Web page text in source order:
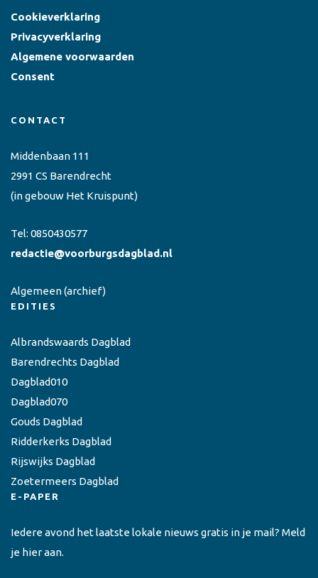
Cookieverklaring
Privacyverklaring
Algemene voorwaarden
Consent
CONTACT
Middenbaan 111
2991 CS Barendrecht
(in gebouw Het Kruispunt)
Tel: 0850430577
redactie@voorburgsdagblad.nl
Algemeen(archief)
EDITIES
Albrandswaards Dagblad
Barendrechts Dagblad
Dagblad010
Dagblad070
Gouds Dagblad
Ridderkerks Dagblad
Rijswijks Dagblad
Zoetermeers Dagblad
E-PAPER
Iedere avond het laatste lokale nieuws gratis in je mail? Meld
je hier aan.